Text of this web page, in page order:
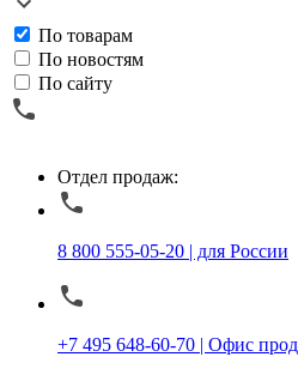
По товарам
По новостям
По сайту
Отдел продаж:
8 800 555-05-20 | для России
+7 495 648-60-70 | Офис